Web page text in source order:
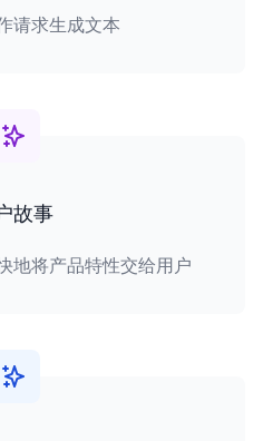
请求生成文本
故事
地将产品特性交给用户